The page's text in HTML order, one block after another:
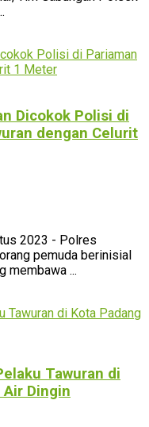
Dicokok Polisi di
dengan Celurit
2023 - Polres
pemuda berinisial
membawa ...
Tawuran di
Air Dingin